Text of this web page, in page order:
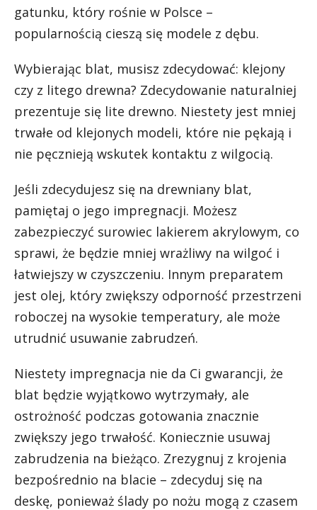
gatunku, który rośnie w Polsce –
popularnością cieszą się modele z dębu.
Wybierając blat, musisz zdecydować: klejony
czy z litego drewna? Zdecydowanie naturalniej
prezentuje się lite drewno. Niestety jest mniej
trwałe od klejonych modeli, które nie pękają i
nie pęcznieją wskutek kontaktu z wilgocią.
Jeśli zdecydujesz się na drewniany blat,
pamiętaj o jego impregnacji. Możesz
zabezpieczyć surowiec lakierem akrylowym, co
sprawi, że będzie mniej wrażliwy na wilgoć i
łatwiejszy w czyszczeniu. Innym preparatem
jest olej, który zwiększy odporność przestrzeni
roboczej na wysokie temperatury, ale może
utrudnić usuwanie zabrudzeń.
Niestety impregnacja nie da Ci gwarancji, że
blat będzie wyjątkowo wytrzymały, ale
ostrożność podczas gotowania znacznie
zwiększy jego trwałość. Koniecznie usuwaj
zabrudzenia na bieżąco. Zrezygnuj z krojenia
bezpośrednio na blacie – zdecyduj się na
deskę, ponieważ ślady po nożu mogą z czasem